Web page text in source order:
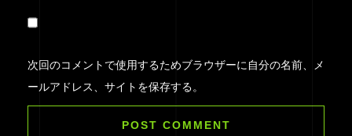
次回のコメントで使用するためブラウザーに自分の名前、メ
ールアドレス、サイトを保存する。